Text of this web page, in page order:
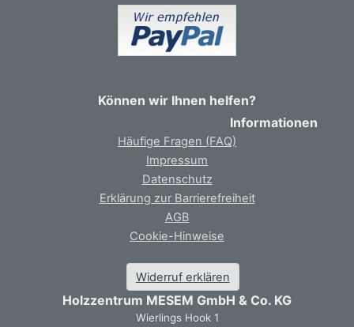
Können wir Ihnen helfen?
Informationen
Häufige Fragen (FAQ)
Impressum
Datenschutz
Erklärung zur Barrierefreiheit
AGB
Cookie-Hinweise
Widerruf erklären
Holzzentrum MESEM GmbH & Co. KG
Wierlings Hook 1